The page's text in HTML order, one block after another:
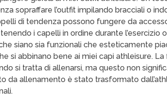
sopraffare l’outfit impilando bracciali o
di tendenza possono fungere da
i capelli in ordine durante l’esercizio
siano sia funzionali che esteticamente
si abbinano bene ai miei capi athleisure.
si tratta di allenarsi, ma questo non
da allenamento è stato trasformato